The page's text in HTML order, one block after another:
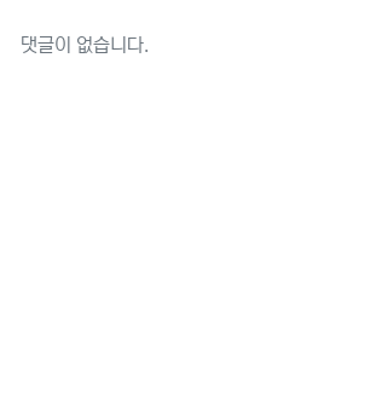
댓글이 없습니다.